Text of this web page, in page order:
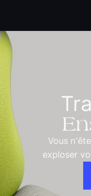
Vous
exploser